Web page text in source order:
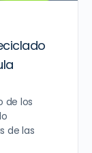
de los
de las